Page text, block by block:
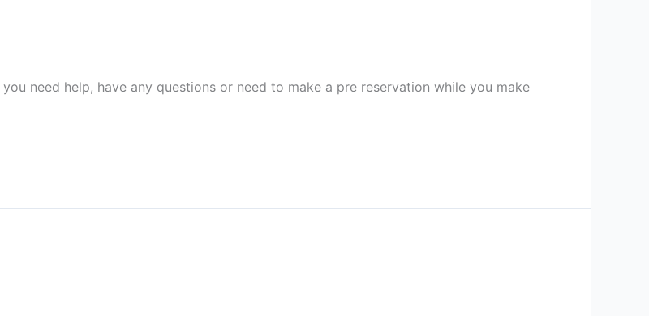
need help, have any questions or need to make a pre reservation while you make